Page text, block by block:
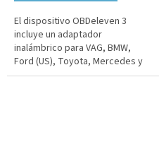
El dispositivo OBDeleven 3
incluye un adaptador
inalámbrico para VAG, BMW,
Ford (US), Toyota, Mercedes y
diagnósticos OBD-II. El